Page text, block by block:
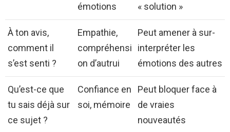
émotions
« solution »
À ton avis,
comment il
s’est senti ?
Empathie,
compréhensi
on d’autrui
Peut amener à sur-
interpréter les
émotions des autres
Qu’est-ce que
tu sais déjà sur
ce sujet ?
Confiance en
soi, mémoire
Peut bloquer face à
de vraies
nouveautés